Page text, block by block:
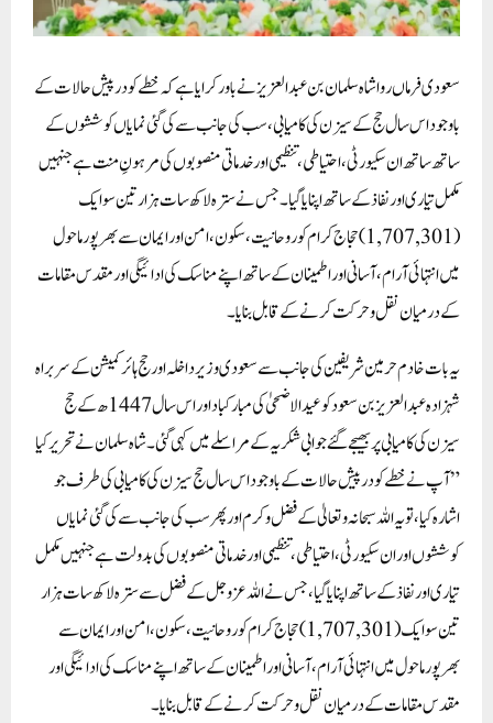
سعودی فرماں روا شاہ سلمان بن عبدالعزیز نے باور کرایا ہے کہ خطے کو درپیش حالات کے
باوجود اس سال حج کے سیزن کی کامیابی، سب کی جانب سے کی گئی نمایاں کوششوں کے
ساتھ ساتھ ان سکیورٹی، احتیاطی، تنظیمی اور خدماتی منصوبوں کی مرہونِ منت ہے جنہیں
مکمل تیاری اور نفاذ کے ساتھ اپنایا گیا۔ جس نے سترہ لاکھ سات ہزار تین سو ایک
(1,707,301) حجاج کرام کو روحانیت، سکون، امن اور ایمان سے بھرپور ماحول
میں انتہائی آرام، آسانی اور اطمینان کے ساتھ اپنے مناسک کی ادائیگی اور مقدس مقامات
کے درمیان نقل و حرکت کرنے کے قابل بنایا۔
یہ بات خادم حرمین شریفین کی جانب سے سعودی وزیر داخلہ اور حج ہائر کمیشن کے سربراہ
شہزادہ عبدالعزیز بن سعود کو عید الاضحیٰ کی مبارکباد اور اس سال 1447ھ کے حج
سیزن کی کامیابی پر بھیجے گئے جوابی شکریہ کے مراسلے میں کہی گئی۔ شاہ سلمان نے تحریر کیا
” آپ نے خطے کو درپیش حالات کے باوجود اس سال حج سیزن کی کامیابی کی طرف جو
اشارہ کیا، تو یہ اللہ سبحانہ و تعالیٰ کے فضل و کرم اور پھر سب کی جانب سے کی گئی نمایاں
کوششوں اور ان سکیورٹی، احتیاطی، تنظیمی اور خدماتی منصوبوں کی بدولت ہے جنہیں مکمل
تیاری اور نفاذ کے ساتھ اپنایا گیا، جس نے اللہ عزوجل کے فضل سے سترہ لاکھ سات ہزار
تین سو ایک (1,707,301) حجاج کرام کو روحانیت، سکون، امن اور ایمان سے
بھرپور ماحول میں انتہائی آرام، آسانی اور اطمینان کے ساتھ اپنے مناسک کی ادائیگی اور
مقدس مقامات کے درمیان نقل و حرکت کرنے کے قابل بنایا۔